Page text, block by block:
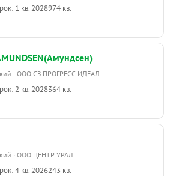
1 кв. 2028974 кв.
· ООО СЗ ПРОГРЕСС ИДЕАЛ
2 кв. 2028364 кв.
· ООО ЦЕНТР УРАЛ
4 кв. 2026243 кв.